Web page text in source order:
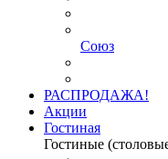
Союз
РАСПРОДАЖА!
Акции
Гостиная
Гостиные